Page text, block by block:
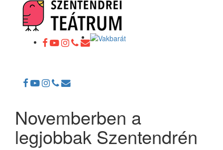
Novemberben a
legjobbak Szentendrén